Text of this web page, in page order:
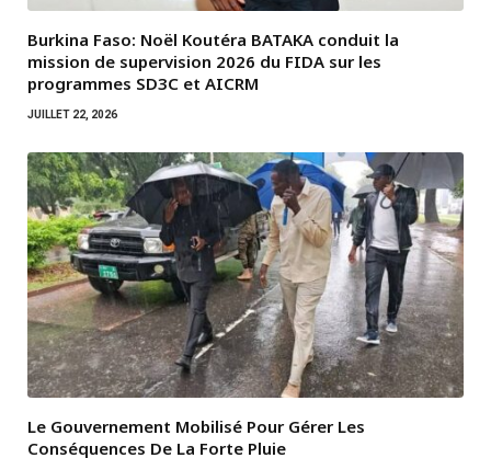
Burkina Faso: Noël Koutéra BATAKA conduit la
mission de supervision 2026 du FIDA sur les
programmes SD3C et AICRM
JUILLET 22, 2026
Le Gouvernement Mobilisé Pour Gérer Les
Conséquences De La Forte Pluie